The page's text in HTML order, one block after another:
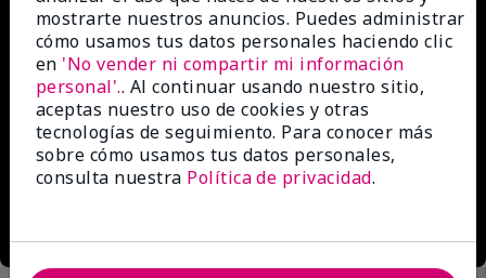
Video
mostrarte nuestros anuncios. Puedes administrar
cómo usamos tus datos personales haciendo clic
en 'No vender ni compartir mi información
personal'.. Al continuar usando nuestro sitio,
aceptas nuestro uso de cookies y otras
tecnologías de seguimiento. Para conocer más
sobre cómo usamos tus datos personales,
consulta nuestra Política de privacidad.